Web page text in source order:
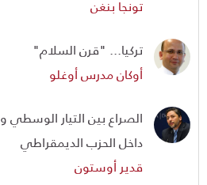
تونجا بنغن
تركيا... "قرن السلام"
أوكان مدرس أوغلو
الصراع بين التيار الوسطي
داخل الحزب الديمقراطي
قدير أوستون